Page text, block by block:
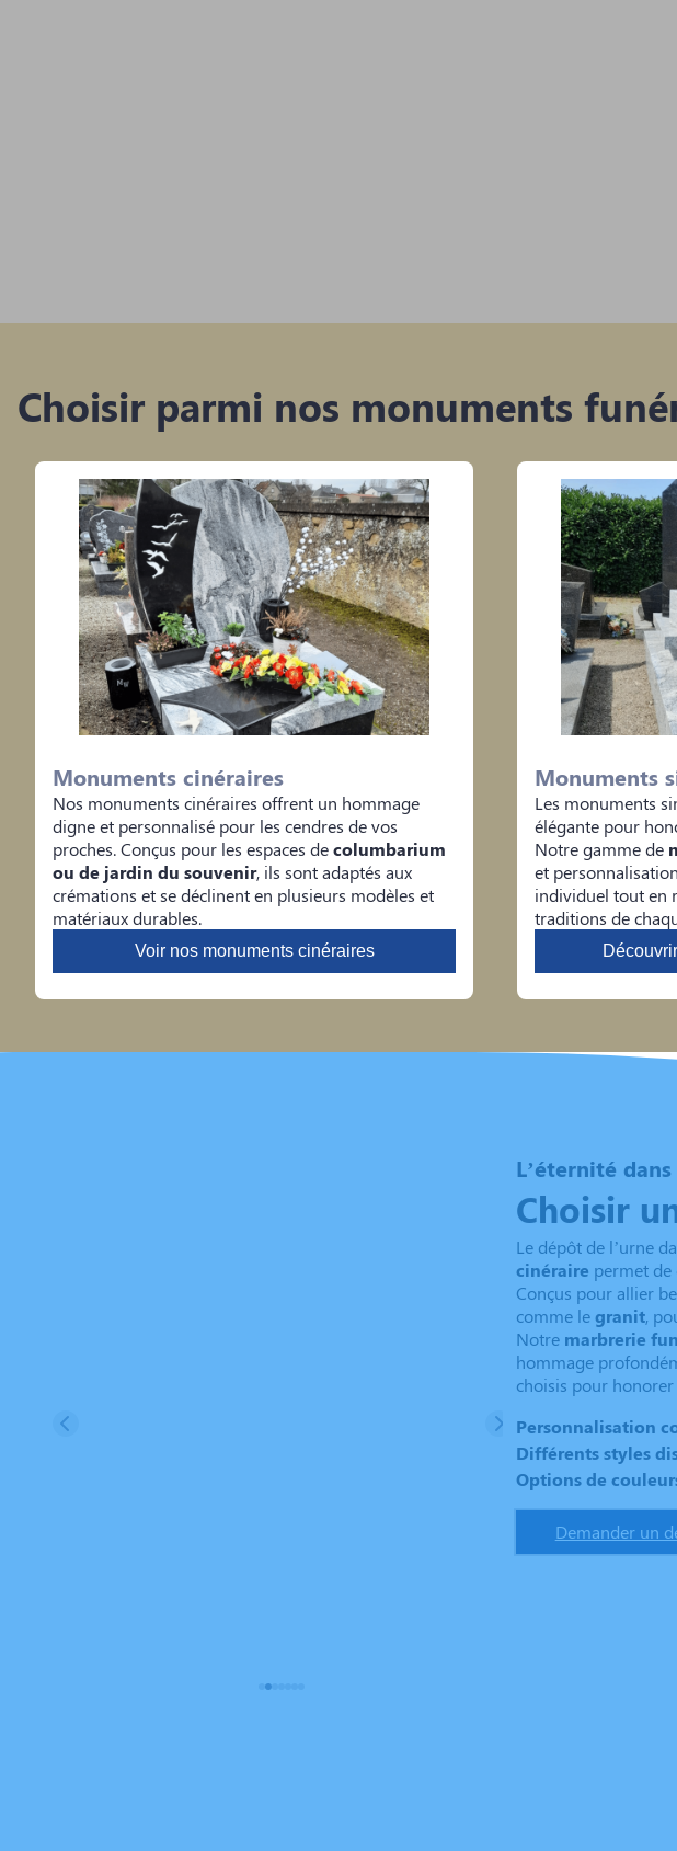
Choisir parmi nos monuments
Monuments cinéraires
Nos monuments cinéraires offrent un hommage
digne et personnalisé pour les cendres de vos
proches. Conçus pour les espaces decolumbarium
ou de jardin du souvenir, ils sont adaptés aux
crémations et se déclinent en plusieurs modèles et
matériaux durables.
Voir nos monuments cinéraires
Monuments
Les monuments
élégante pour
Notre gamme de
et
individuel tout en
traditions de
L’éternité
Choisir
Le dépôt de l’urne
cinéraire permet de
Conçus pour allier
comme legranit,
Notre marbrerie
hommage
choisis pour
Personnalisation
Différents styles
Options de
Demander un